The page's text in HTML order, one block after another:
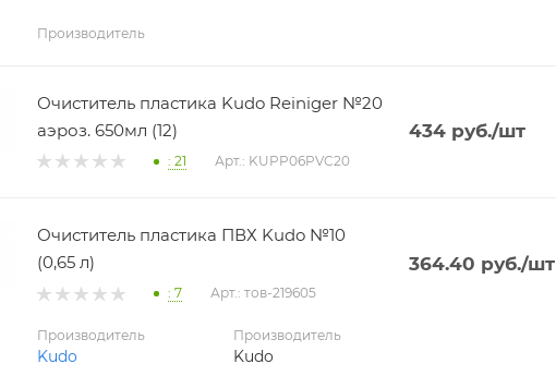
Производитель
Очиститель пластика Kudo Reiniger №20
аэроз. 650мл (12)
: 21 Арт.: KUPP06PVC20
434руб./шт
Очиститель пластика ПВХ Kudo №10
(0,65 л)
: 7 Арт.: тов-219605
364.40 руб./шт
Производитель
Kudo
Производитель
Kudo